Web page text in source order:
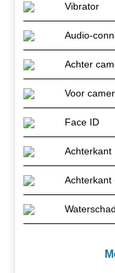
Vibrator
Audio-
Achter
Voor
Face ID
Achterkant
Achterkant